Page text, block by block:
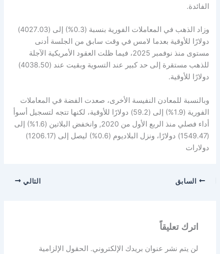
الفائدة.
وزاد الذهب في المعاملات الفورية بنسبة (0.3%) إلى (4027.03)
دولارًا للأوقية بعدما لامس في ‌وقت سابق من الجلسة أدنى
مستوى منذ نوفمبر 2025، فيما ظلت العقود الأمريكية الآجلة
للذهب مستقرة إلى حد كبير عند التسوية وبقيت عند (4038.50)
دولارًا للأوقية.
وبالنسبة للمعادن النفيسة الأخرى، صعدت الفضة في المعاملات
الفورية (1.9%) إلى (59.2) دولارًا للأوقية، لكنها تتجه لتسجيل أسوأ
أداء فصلي منذ الربع الأول من 2020, وانخفض البلاتين (1.6%) إلى
(1549.47) دولارًا، ونزل البلاديوم (0.6%) ليصل إلى (1206.17)
دولارات
السابق التالي
اترك تعليقاً
لن يتم نشر عنوان بريدك الإلكتروني. الحقول الإلزامية